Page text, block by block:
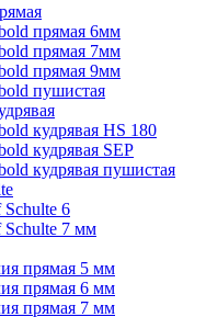
прямая 6мм
прямая 7мм
прямая 9мм
пушистая
кудрявая HS 180
кудрявая SEP
кудрявая пушистая
Schulte 6
Schulte 7 мм
прямая 5 мм
прямая 6 мм
прямая 7 мм